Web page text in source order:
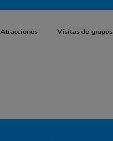
Atracciones Visitas de grupos